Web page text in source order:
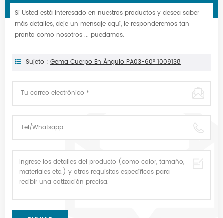
Si Usted está interesado en nuestros productos y desea saber
más detalles, deje un mensaje aquí, le responderemos tan
pronto como nosotros ... puedamos.
Sujeto : Gema Cuerpo En Ángulo PA03-60° 1009138